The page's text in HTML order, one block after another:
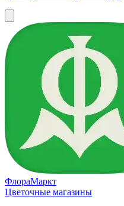
ФлораМаркт
Цветочные магазины